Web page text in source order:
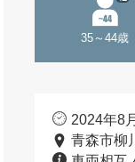
35～44歳
2024年8
青森市柳